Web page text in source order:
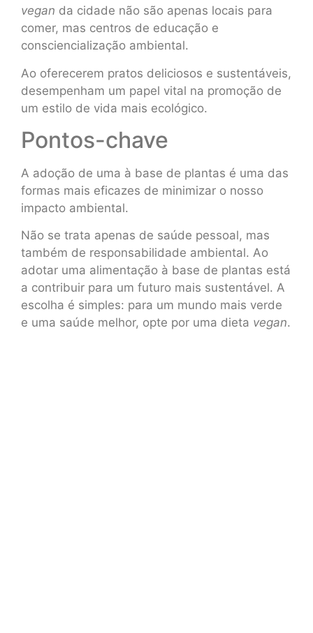
vegan da cidade não são apenas locais para
comer, mas centros de educação e
consciencialização ambiental.
Ao oferecerem pratos deliciosos e sustentáveis,
desempenham um papel vital na promoção de
um estilo de vida mais ecológico.
Pontos-chave
A adoção de uma à base de plantas é uma das
formas mais eficazes de minimizar o nosso
impacto ambiental.
Não se trata apenas de saúde pessoal, mas
também de responsabilidade ambiental. Ao
adotar uma alimentação à base de plantas está
a contribuir para um futuro mais sustentável. A
escolha é simples: para um mundo mais verde
e uma saúde melhor, opte por uma dieta vegan.